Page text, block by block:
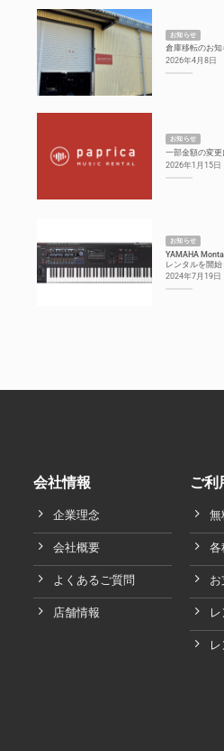
お知らせ
倉庫移転のお知
2026年4月8日
お知らせ
一部金額の変更
2026年1月15日
お知らせ
YAMAHA
レンタルを開始
2024年7月19日
会社情報
企業理念
会社概要
よくあるご質問
店舗情報
ご利
無
各